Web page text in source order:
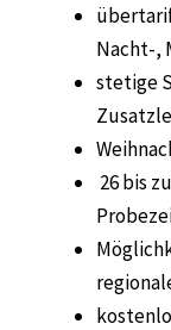
Nacht-,
stetige
26 bis